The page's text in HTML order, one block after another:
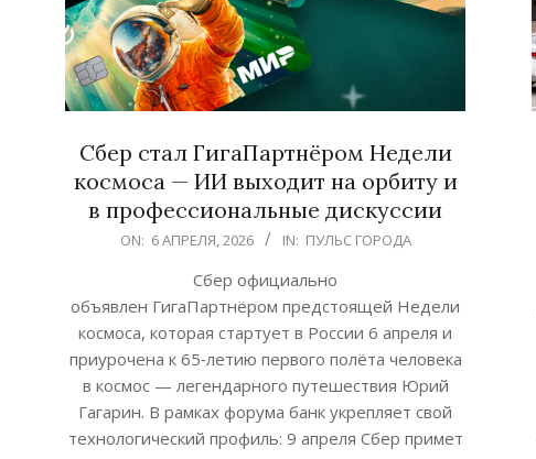
Сбер стал ГигаПартнёром Недели
космоса — ИИ выходит на орбиту и
в профессиональные дискуссии
ON: 6 АПРЕЛЯ, 2026 IN: ПУЛЬС ГОРОДА
Сбер официально
объявлен ГигаПартнёром предстоящей Недели
космоса, которая стартует в России 6 апреля и
приурочена к 65‑летию первого полёта человека
в космос — легендарного путешествия Юрий
Гагарин. В рамках форума банк укрепляет свой
технологический профиль: 9 апреля Сбер примет